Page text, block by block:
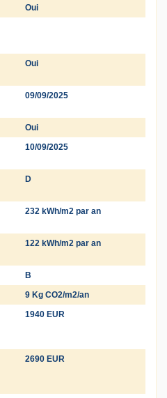
Oui
Oui
09/09/2025
Oui
10/09/2025
D
232 kWh/m2 par an
122 kWh/m2 par an
B
9 Kg CO2/m2/an
1940 EUR
2690 EUR